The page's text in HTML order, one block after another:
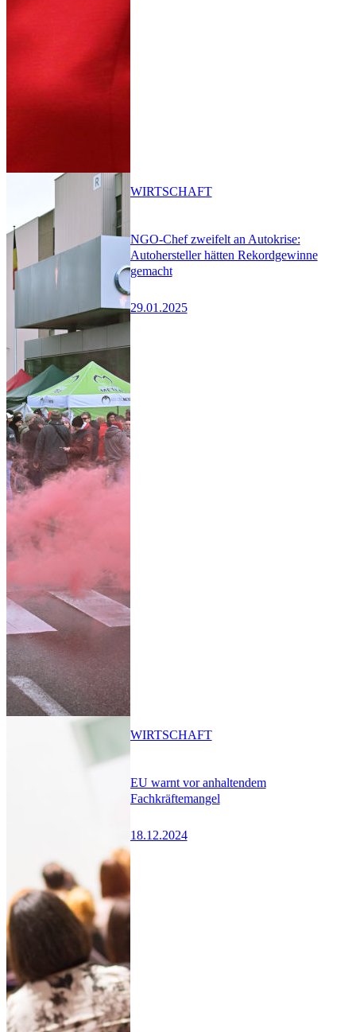
NGO-Chef zweifelt an Autokrise:
Autohersteller hätten Rekordgewinne
gemacht
29.01.2025
WIRTSCHAFT
EU warnt vor anhaltendem
Fachkräftemangel
18.12.2024
WIRTSCHAFT